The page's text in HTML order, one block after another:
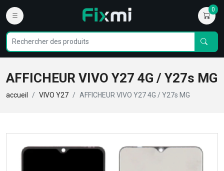
0
AFFICHEUR VIVO Y27 4G / Y27s MG
accueil VIVO Y27 AFFICHEUR VIVO Y27 4G / Y27s MG